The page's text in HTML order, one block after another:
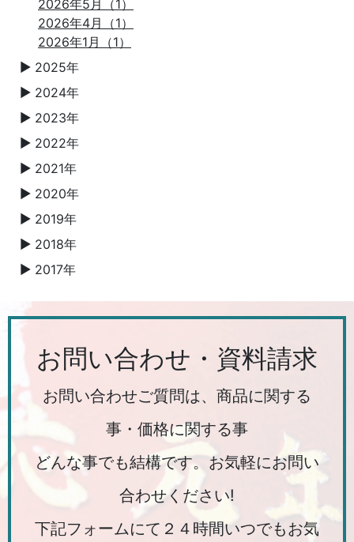
2026年5月（1）
2026年4月（1）
2026年1月（1）
▼ 2025年
▼ 2024年
▼ 2023年
▼ 2022年
▼ 2021年
▼ 2020年
▼ 2019年
▼ 2018年
▼ 2017年
お問い合わせ・資料請求
お問い合わせご質問は、商品に関する
事・価格に関する事
どんな事でも結構です。お気軽にお問い
合わせください!
下記フォームにて２４時間いつでもお気